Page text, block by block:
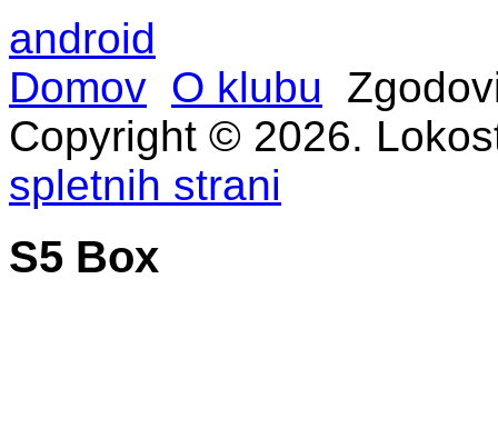
android
Domov O klubu
Copyright © 2026.
spletnih strani
S5 Box